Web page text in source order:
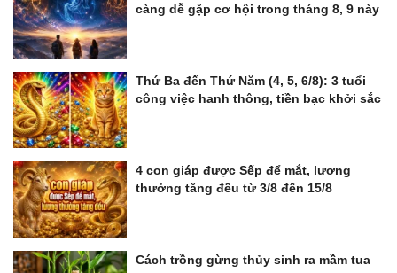
càng dễ gặp cơ hội trong tháng 8, 9 này
Thứ Ba đến Thứ Năm (4, 5, 6/8): 3 tuổi
công việc hanh thông, tiền bạc khởi sắc
4 con giáp được Sếp để mắt, lương
thưởng tăng đều từ 3/8 đến 15/8
Cách trồng gừng thủy sinh ra mầm tua